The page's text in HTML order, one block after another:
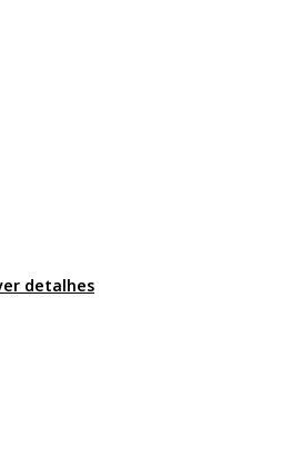
detalhes